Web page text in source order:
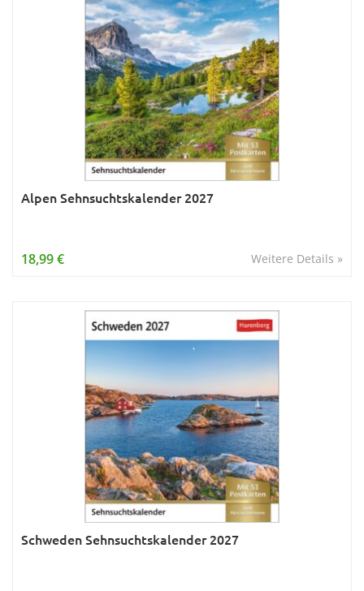
Alpen Sehnsuchtskalender 2027
Weitere Details »
18,99 €
Schweden Sehnsuchtskalender 2027